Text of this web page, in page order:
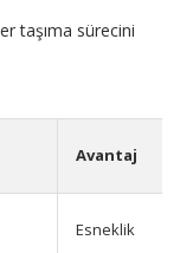
taşıma sürecini
Avantaj
Esneklik